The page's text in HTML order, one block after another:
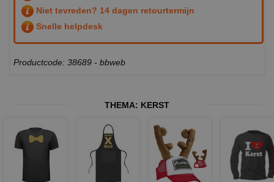
Niet tevreden? 14 dagen retourtermijn
Snelle helpdesk
Productcode: 38689 - bbweb
THEMA: KERST